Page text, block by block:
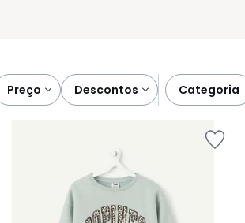
preço descontos categoria